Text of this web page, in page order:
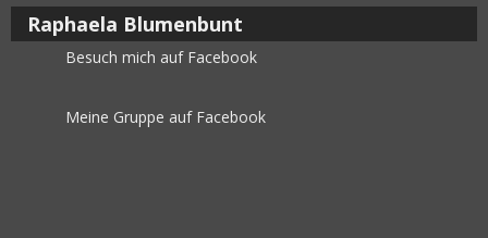
Raphaela Blumenbunt
Besuch mich auf Facebook
Meine Gruppe auf Facebook